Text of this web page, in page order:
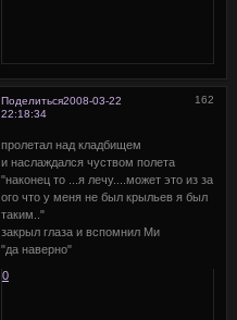
Поделиться 162
2008-03-22
22:18:34
пролетал над кладбищем
и наслаждался чуством полета
"наконец то ...я лечу....может это из за
ого что у меня не был крыльев я был
таким.."
закрыл глаза и вспомнил Ми
"да наверно"
0